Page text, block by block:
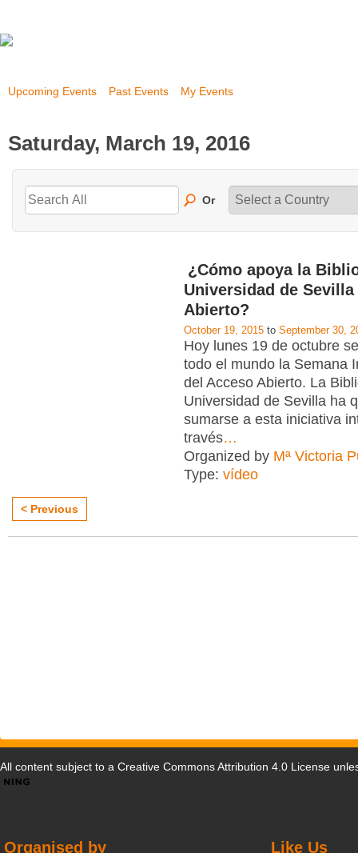
Upcoming Events Past Events My Events
Saturday, March 19, 2016
Or
¿Cómo apoya la
Universidad de
Abierto?
October 19, 2015 to September 30,
Hoy lunes 19 de octubre
todo el mundo la Semana
del Acceso Abierto. La
Universidad de Sevilla ha
sumarse a esta iniciativa
través…
Organized by Mª Victoria
Type: vídeo
< Previous
All content subject to a Creative Commons Attribution 4.0 License
Like Us
Organised by